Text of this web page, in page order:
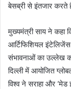
बेसब्री से इंतजार करते
मुख्यमंत्री साय ने कहा
आर्टिफिशियल इंटेलिजेंस
संभावनाओं का उल्लेख
दिल्ली में आयोजित
विश्व ने सराहा और